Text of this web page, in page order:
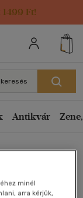
Ft!
Antikvár
minél
arra kérjük,